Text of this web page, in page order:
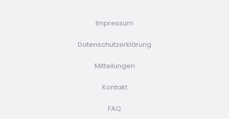
Impressum
Datenschutzerklärung
Mitteilungen
Kontakt
FAQ